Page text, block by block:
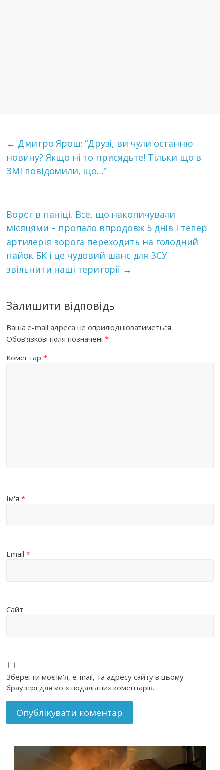
← Дмитро Ярош: “Друзі, ви чули останню
новину? Якщо ні то присядьте! Тільки що в
ЗМІ повідомили, що…”
Ворог в паніці. Все, що накопичували
місяцями – пропало впродовж 5 днів і тепер
артилерія ворога переходить на голодний
пайок БК і це чудовий шанс для ЗСУ
звільнити наші території →
Залишити відповідь
Ваша e-mail адреса не оприлюднюватиметься.
Обов’язкові поля позначені*
Коментар*
Ім'я*
Email*
Сайт
Зберегти моє ім'я, e-mail, та адресу сайту в цьому
браузері для моїх подальших коментарів.